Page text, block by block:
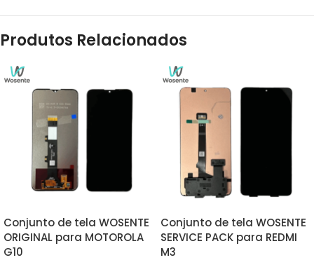
Produtos Relacionados
Conjunto de tela WOSENTE
ORIGINAL para MOTOROLA
G10
Conjunto de tela WOSENTE
SERVICE PACK para REDMI
M3